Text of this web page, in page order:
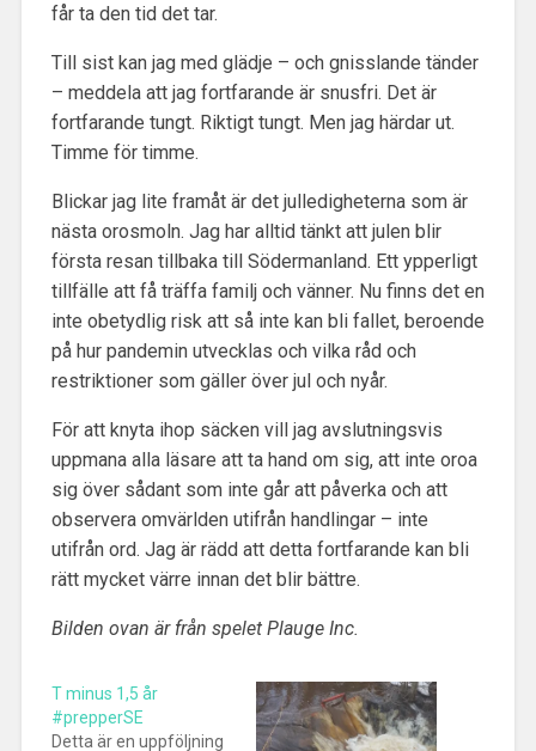
får ta den tid det tar.
Till sist kan jag med glädje – och gnisslande tänder
– meddela att jag fortfarande är snusfri. Det är
fortfarande tungt. Riktigt tungt. Men jag härdar ut.
Timme för timme.
Blickar jag lite framåt är det julledigheterna som är
nästa orosmoln. Jag har alltid tänkt att julen blir
första resan tillbaka till Södermanland. Ett ypperligt
tillfälle att få träffa familj och vänner. Nu finns det en
inte obetydlig risk att så inte kan bli fallet, beroende
på hur pandemin utvecklas och vilka råd och
restriktioner som gäller över jul och nyår.
För att knyta ihop säcken vill jag avslutningsvis
uppmana alla läsare att ta hand om sig, att inte oroa
sig över sådant som inte går att påverka och att
observera omvärlden utifrån handlingar – inte
utifrån ord. Jag är rädd att detta fortfarande kan bli
rätt mycket värre innan det blir bättre.
Bilden ovan är från spelet Plauge Inc.
T minus 1,5 år
#prepperSE
Detta är en uppföljning